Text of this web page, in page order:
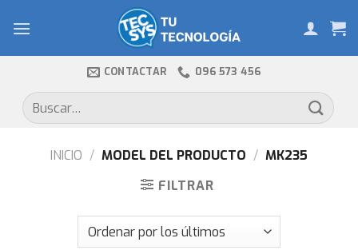
CONTACTAR 096 573 456
Buscar
por:
INICIO / MODEL DEL PRODUCTO / MK235
FILTRAR